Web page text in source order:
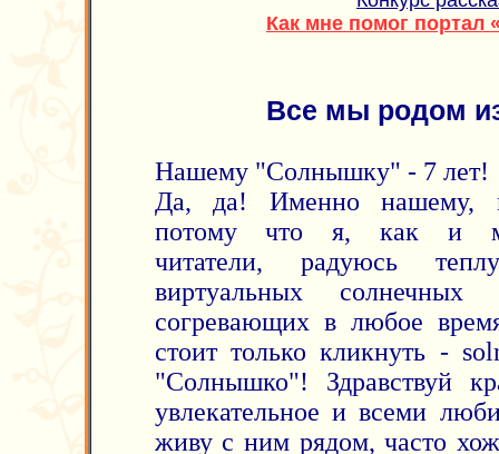
Как мне помог портал
Все мы родом
Нашему "Солнышку" - 7 лет!
Да, да! Именно нашему,
потому что я, как и
читатели, радуюсь
виртуальных солнечных
согревающих в любое
стоит только кликнуть -
"Солнышко"! Здравствуй
увлекательное и всеми
живу с ним рядом, часто